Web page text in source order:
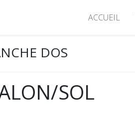
ACCUEIL
DOS
SOL